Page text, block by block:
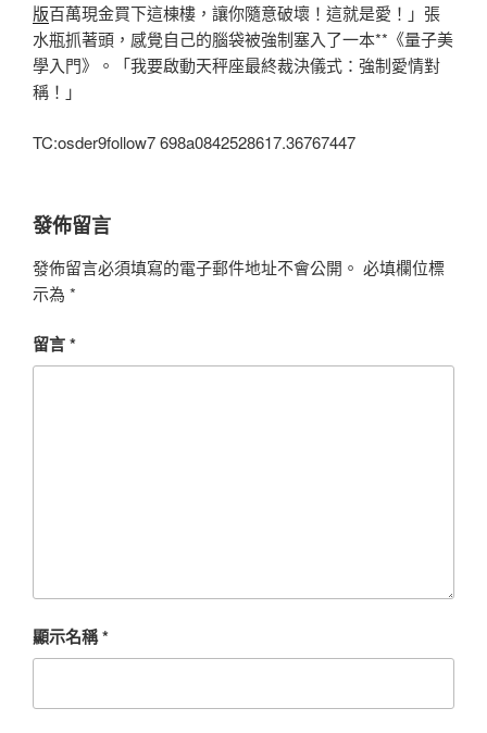
版百萬現金買下這棟樓，讓你隨意破壞！這就是愛！」張
水瓶抓著頭，感覺自己的腦袋被強制塞入了一本**《量子美
學入門》。「我要啟動天秤座最終裁決儀式：強制愛情對
稱！」
TC:osder9follow7 698a0842528617.36767447
發佈留言
發佈留言必須填寫的電子郵件地址不會公開。 必填欄位標
示為 *
留言*
顯示名稱*